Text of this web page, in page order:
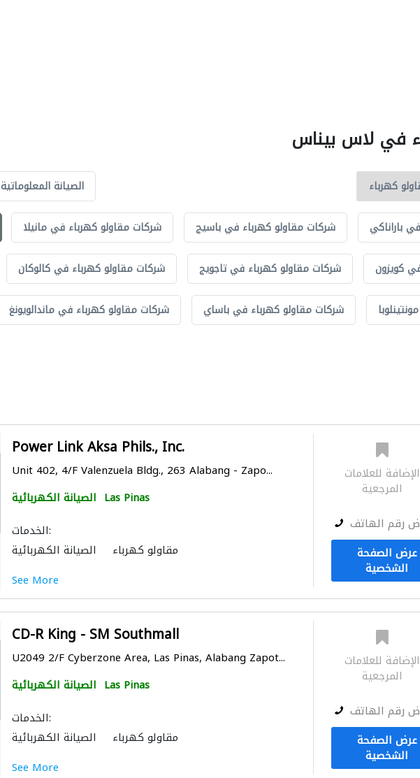
في لاس بيناس
الصيانة المعلوماتية
شركات مقاولو كهرباء في مانيلا شركات مقاولو كهرباء في باسيج باراناكي
شركات مقاولو كهرباء في كالوكان شركات مقاولو كهرباء في تاجويج كويزون
شركات مقاولو كهرباء في ماندالويونغ شركات مقاولو كهرباء في باساي
Power Link Aksa Phils., Inc.
Unit 402, 4/F Valenzuela Bldg., 263 Alabang - Zapo...
الصيانة الكهربائية Las Pinas
الخدمات:
الصيانة الكهربائية
مقاولو كهرباء
See More
الإضافة للعلامات
المرجعية
رقم الهاتف
عرض الصفحة
الشخصية
CD-R King - SM Southmall
U2049 2/F Cyberzone Area, Las Pinas, Alabang Zapot...
الصيانة الكهربائية Las Pinas
الخدمات:
الصيانة الكهربائية
مقاولو كهرباء
See More
الإضافة للعلامات
المرجعية
رقم الهاتف
عرض الصفحة
الشخصية